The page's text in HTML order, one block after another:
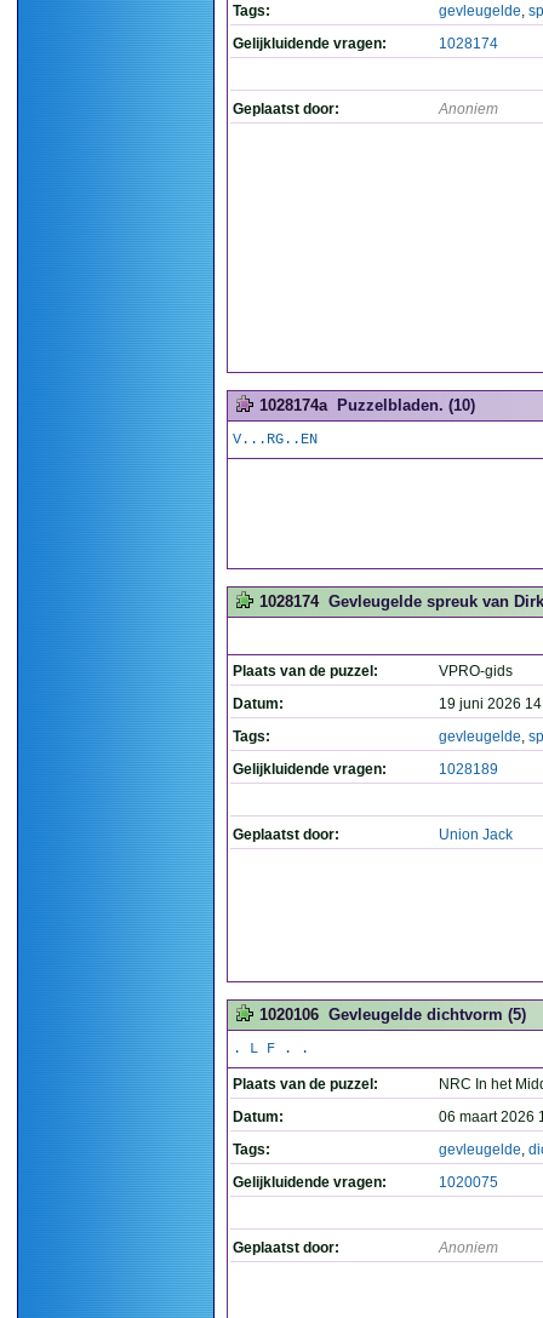
Tags:
gevleugelde,
Gelijkluidende vragen:
1028174
Geplaatst door: Anoniem
1028174a Puzzelbladen. (10)
V...RG..EN
1028174 Gevleugelde spreuk van
Plaats van de puzzel:
VPRO-gids
Datum:
19 juni 2026
Tags:
gevleugelde,
Gelijkluidende vragen:
1028189
Geplaatst door: Union Jack
1020106 Gevleugelde dichtvorm (5)
. L F . .
Plaats van de puzzel:
NRC In het
Datum:
06 maart 2026
Tags:
gevleugelde,
Gelijkluidende vragen:
1020075
Geplaatst door: Anoniem